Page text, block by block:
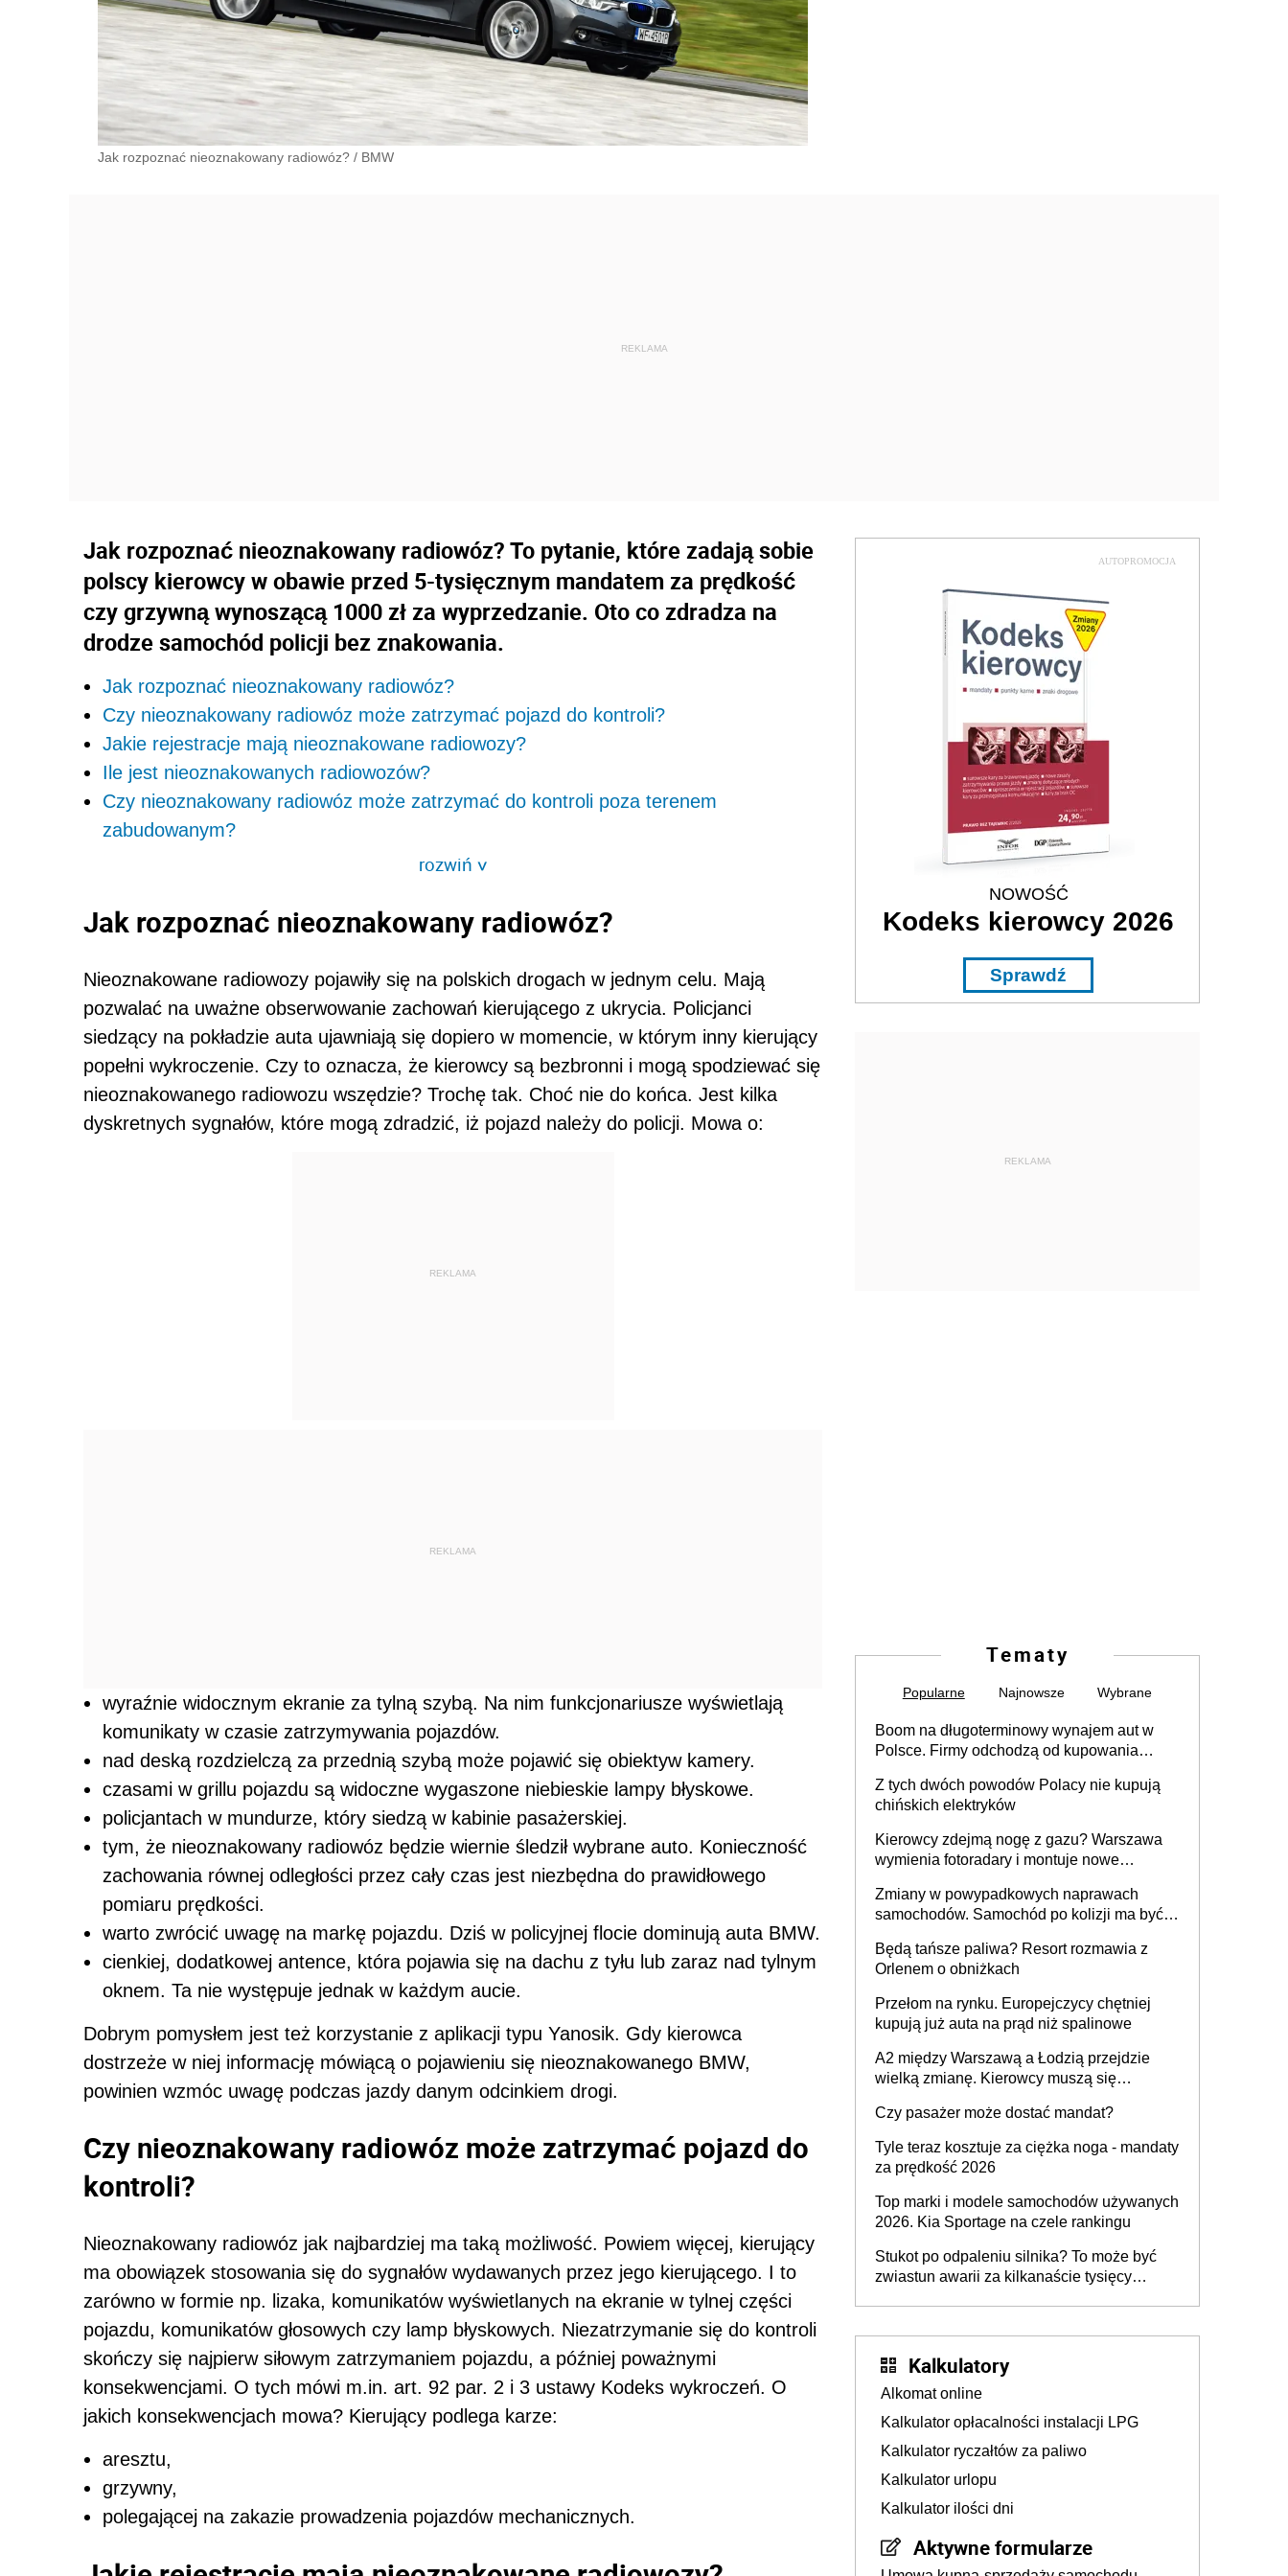
Jak rozpoznać nieoznakowany radiowóz? / BMW
Jak rozpoznać nieoznakowany radiowóz? To pytanie, które zadają sobie
polscy kierowcy w obawie przed 5-tysięcznym mandatem za prędkość
czy grzywną wynoszącą 1000 zł za wyprzedzanie. Oto co zdradza na
drodze samochód policji bez znakowania.
Jak rozpoznać nieoznakowany radiowóz?
Czy nieoznakowany radiowóz może zatrzymać pojazd do kontroli?
Jakie rejestracje mają nieoznakowane radiowozy?
Ile jest nieoznakowanych radiowozów?
Czy nieoznakowany radiowóz może zatrzymać do kontroli poza terenem
zabudowanym?
rozwiń>
Jak rozpoznać nieoznakowany radiowóz?
Nieoznakowane radiowozy pojawiły się na polskich drogach w jednym celu. Mają
pozwalać na uważne obserwowanie zachowań kierującego z ukrycia. Policjanci
siedzący na pokładzie auta ujawniają się dopiero w momencie, w którym inny kierujący
popełni wykroczenie. Czy to oznacza, że kierowcy są bezbronni i mogą spodziewać się
nieoznakowanego radiowozu wszędzie? Trochę tak. Choć nie do końca. Jest kilka
dyskretnych sygnałów, które mogą zdradzić, iż pojazd należy do policji. Mowa o:
REKLAMA
REKLAMA
wyraźnie widocznym ekranie za tylną szybą. Na nim funkcjonariusze wyświetlają
komunikaty w czasie zatrzymywania pojazdów.
nad deską rozdzielczą za przednią szybą może pojawić się obiektyw kamery.
czasami w grillu pojazdu są widoczne wygaszone niebieskie lampy błyskowe.
policjantach w mundurze, który siedzą w kabinie pasażerskiej.
tym, że nieoznakowany radiowóz będzie wiernie śledził wybrane auto. Konieczność
zachowania równej odległości przez cały czas jest niezbędna do prawidłowego
pomiaru prędkości.
warto zwrócić uwagę na markę pojazdu. Dziś w policyjnej flocie dominują auta BMW.
cienkiej, dodatkowej antence, która pojawia się na dachu z tyłu lub zaraz nad tylnym
oknem. Ta nie występuje jednak w każdym aucie.
Dobrym pomysłem jest też korzystanie z aplikacji typu Yanosik. Gdy kierowca
dostrzeże w niej informację mówiącą o pojawieniu się nieoznakowanego BMW,
powinien wzmóc uwagę podczas jazdy danym odcinkiem drogi.
Czy nieoznakowany radiowóz może zatrzymać pojazd do
kontroli?
Nieoznakowany radiowóz jak najbardziej ma taką możliwość. Powiem więcej, kierujący
ma obowiązek stosowania się do sygnałów wydawanych przez jego kierującego. I to
zarówno w formie np. lizaka, komunikatów wyświetlanych na ekranie w tylnej części
pojazdu, komunikatów głosowych czy lamp błyskowych. Niezatrzymanie się do kontroli
skończy się najpierw siłowym zatrzymaniem pojazdu, a później poważnymi
konsekwencjami. O tych mówi m.in. art. 92 par. 2 i 3 ustawy Kodeks wykroczeń. O
jakich konsekwencjach mowa? Kierujący podlega karze:
aresztu,
grzywny,
polegającej na zakazie prowadzenia pojazdów mechanicznych.
AUTOPROMOCJA
NOWOŚĆ
Kodeks kierowcy 2026
Sprawdź
REKLAMA
Tematy
Popularne Najnowsze Wybrane
Boom na długoterminowy wynajem aut w
Polsce. Firmy odchodzą od kupowania
Z tych dwóch powodów Polacy nie kupują
chińskich elektryków
Kierowcy zdejmą nogę z gazu? Warszawa
wymienia fotoradary i montuje nowe
Zmiany w powypadkowych naprawach
samochodów. Samochód po kolizji ma być
technologią producenta
Będą tańsze paliwa? Resort rozmawia z
Orlenem o obniżkach
Przełom na rynku. Europejczycy chętniej
kupują już auta na prąd niż spalinowe
A2 między Warszawą a Łodzią przejdzie
wielką zmianę. Kierowcy muszą się
Czy pasażer może dostać mandat?
Tyle teraz kosztuje za ciężka noga - mandaty
za prędkość 2026
Top marki i modele samochodów używanych
2026. Kia Sportage na czele rankingu
Stukot po odpaleniu silnika? To może być
zwiastun awarii za kilkanaście tysięcy
Kalkulatory
Alkomat online
Kalkulator opłacalności instalacji LPG
Kalkulator ryczałtów za paliwo
Kalkulator urlopu
Kalkulator ilości dni
Aktywne formularze